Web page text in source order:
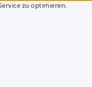
zu optimieren.